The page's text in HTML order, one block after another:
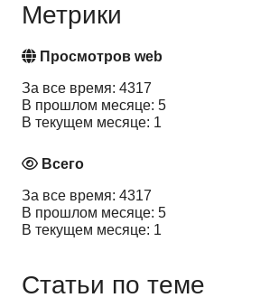
Метрики
Просмотров web
За все время: 4317
В прошлом месяце: 5
В текущем месяце: 1
Всего
За все время: 4317
В прошлом месяце: 5
В текущем месяце: 1
Статьи по теме